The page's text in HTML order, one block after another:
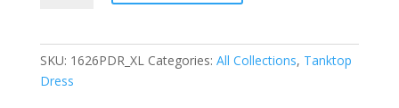
SKU: 1626PDR_XL Categories: All Collections, Tanktop
Dress